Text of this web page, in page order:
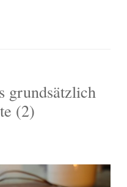
grundsätzlich
(2)